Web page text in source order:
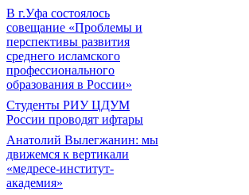
В г.Уфа состоялось
совещание «Проблемы и
перспективы развития
среднего исламского
профессионального
образования в России»
Студенты РИУ ЦДУМ
России проводят ифтары
Анатолий Вылегжанин: мы
движемся к вертикали
«медресе-институт-
академия»